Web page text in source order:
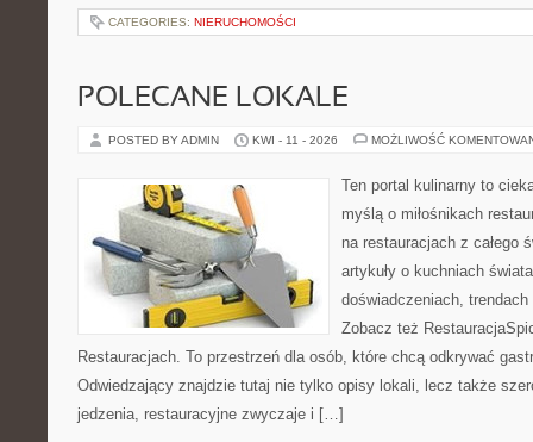
CATEGORIES: NIERUCHOMOŚCI
POLECANE LOKALE
POSTED BY ADMIN KWI - 11 - 2026 MOŻLIWOŚĆ
Ten portal kulinarny to
myślą o miłośnikach
na restauracjach z całego
artykuły o kuchniach
doświadczeniach,
Zobacz też
Restauracjach. To przestrzeń dla osób, które chcą odkrywać
Odwiedzający znajdzie tutaj nie tylko opisy lokali, lecz także
jedzenia, restauracyjne zwyczaje i […]